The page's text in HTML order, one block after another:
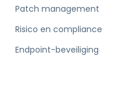
Patch management
Risico en compliance
Endpoint-beveiliging